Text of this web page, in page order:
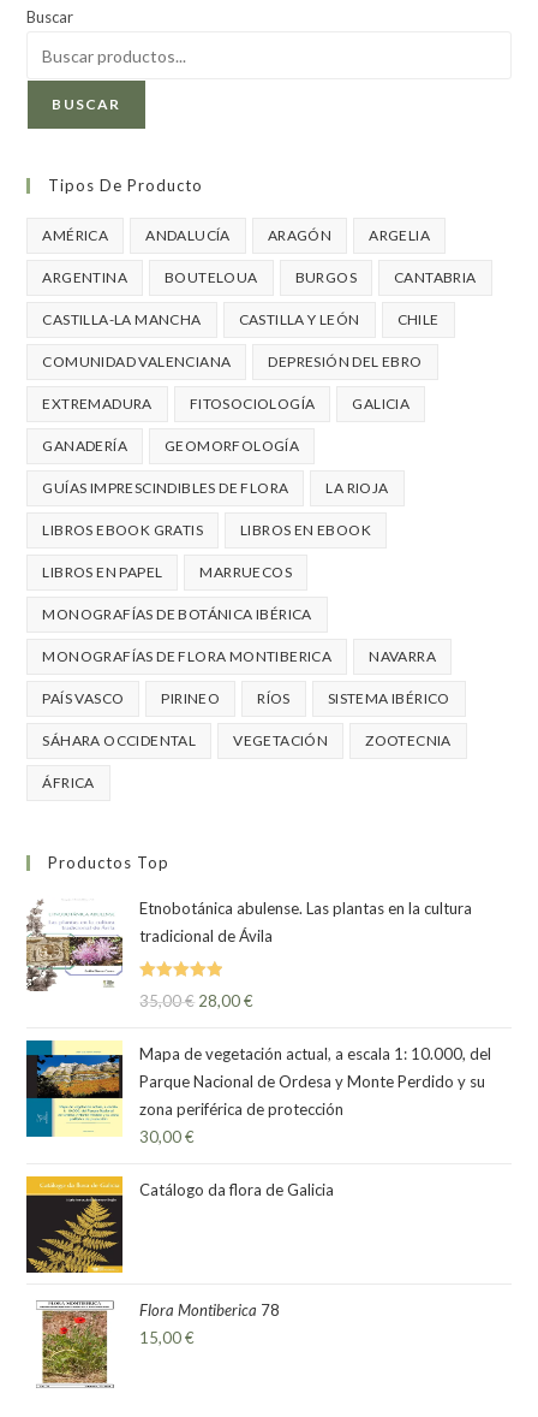
Buscar
BUSCAR
Tipos De Producto
AMÉRICA ANDALUCÍA ARAGÓN ARGELIA
ARGENTINA BOUTELOUA BURGOS CANTABRIA
CASTILLA-LA MANCHA CASTILLA Y LEÓN CHILE
COMUNIDAD VALENCIANA DEPRESIÓN DEL EBRO
EXTREMADURA FITOSOCIOLOGÍA GALICIA
GANADERÍA GEOMORFOLOGÍA
GUÍAS IMPRESCINDIBLES DE FLORA LA RIOJA
LIBROS EBOOK GRATIS LIBROS EN EBOOK
LIBROS EN PAPEL MARRUECOS
MONOGRAFÍAS DE BOTÁNICA IBÉRICA
MONOGRAFÍAS DE FLORA MONTIBERICA NAVARRA
PAÍS VASCO PIRINEO RÍOS SISTEMA IBÉRICO
SÁHARA OCCIDENTAL VEGETACIÓN ZOOTECNIA
ÁFRICA
Productos Top
Etnobotánica abulense. Las plantas en la cultura
tradicional de Ávila
Valorado
35,00€ 28,00€
Mapa de vegetación actual, a escala 1: 10.000, del
Parque Nacional de Ordesa y Monte Perdido y su
zona periférica de protección
30,00€
Catálogo da flora de Galicia
Flora Montiberica 78
15,00€